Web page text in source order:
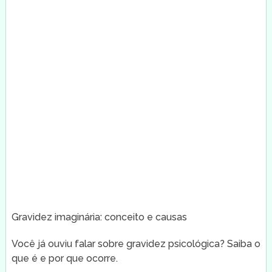
Gravidez imaginária: conceito e causas
Você já ouviu falar sobre gravidez psicológica? Saiba o
que é e por que ocorre.